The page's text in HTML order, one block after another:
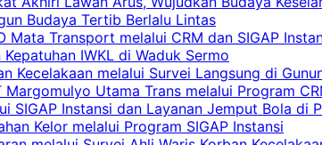
Budaya Tertib Berlalu Lintas
Transport melalui CRM dan SIGAP
IWKL di Waduk Sermo
Kecelakaan melalui Survei Langsung di
Utama Trans melalui Program
SIGAP Instansi dan Layanan Jemput Bola di
Kelor melalui Program SIGAP Instansi